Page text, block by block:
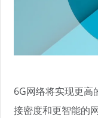
6G网络将实现更高
接密度和更智能的